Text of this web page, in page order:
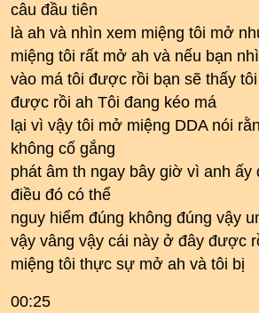
câu đầu tiên
là ah và nhìn xem miệng tôi mở
miệng tôi rất mở ah và nếu bạn
vào má tôi được rồi bạn sẽ thấy
được rồi ah Tôi đang kéo má
lại vì vậy tôi mở miệng DDA nói
không cố gắng
phát âm th ngay bây giờ vì anh ấy
điều đó có thể
nguy hiểm đúng không đúng vậy
vậy vâng vậy cái này ở đây được
miệng tôi thực sự mở ah và tôi bị
00:25